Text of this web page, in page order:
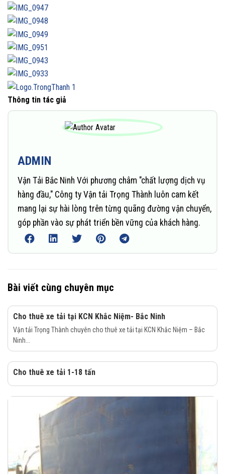
Thông tin tác giả
ADMIN
Vận Tải Bắc Ninh Với phương châm "chất lượng dịch vụ
hàng đầu," Công ty Vận tải Trọng Thành luôn cam kết
mang lại sự hài lòng trên từng quãng đường vận chuyển,
góp phần vào sự phát triển bền vững của khách hàng.
Bài viết cùng chuyên mục
Cho thuê xe tải tại KCN Khắc Niệm- Bắc Ninh
Vận tải Trọng Thành chuyên cho thuê xe tải tại KCN Khắc Niệm – Bắc
Ninh...
Cho thuê xe tải 1-18 tấn